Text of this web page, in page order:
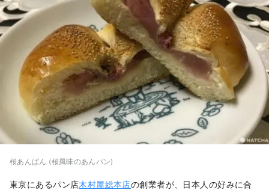
桜あんぱん (桜風味のあんパン)
東京にあるパン店木村屋総本店の創業者が、日本人の好みに合